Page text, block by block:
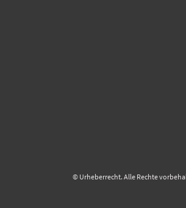
© Urheberrecht. Alle Rechte